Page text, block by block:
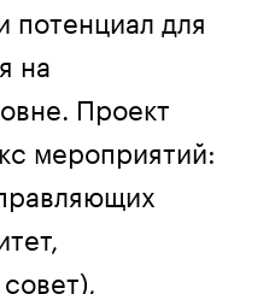
потенциал для
на
Проект
мероприятий: